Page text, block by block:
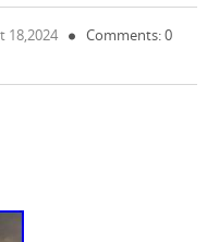
18,2024
Comments: 0